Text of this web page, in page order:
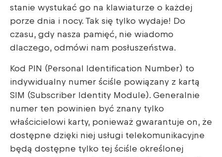
stanie wystukać go na klawiaturze o każdej
porze dnia i nocy. Tak się tylko wydaje! Do
czasu, gdy nasza pamięć, nie wiadomo
dlaczego, odmówi nam posłuszeństwa.
Kod PIN (Personal Identification Number) to
indywidualny numer ściśle powiązany z kartą
SIM (Subscriber Identity Module). Generalnie
numer ten powinien być znany tylko
właścicielowi karty, ponieważ gwarantuje on, że
dostępne dzięki niej usługi telekomunikacyjne
będą dostępne tylko tej ściśle określonej